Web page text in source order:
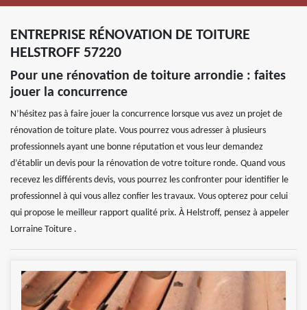
ENTREPRISE RÉNOVATION DE TOITURE
HELSTROFF 57220
Pour une rénovation de toiture arrondie : faites
jouer la concurrence
N’hésitez pas à faire jouer la concurrence lorsque vus avez un projet de
rénovation de toiture plate. Vous pourrez vous adresser à plusieurs
professionnels ayant une bonne réputation et vous leur demandez
d’établir un devis pour la rénovation de votre toiture ronde. Quand vous
recevez les différents devis, vous pourrez les confronter pour identifier le
professionnel à qui vous allez confier les travaux. Vous opterez pour celui
qui propose le meilleur rapport qualité prix. À Helstroff, pensez à appeler
Lorraine Toiture .